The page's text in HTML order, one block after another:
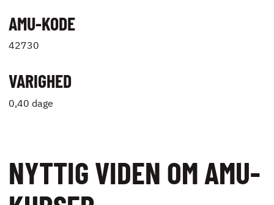
AMU-KODE
42730
VARIGHED
0,40 dage
NYTTIG VIDEN OM AMU-